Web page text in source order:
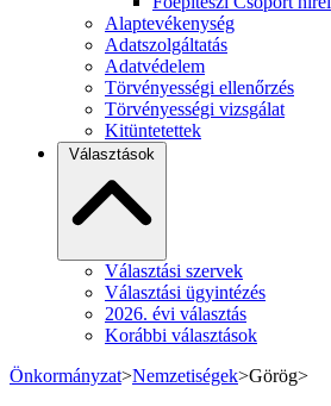
Alaptevékenység
Adatszolgáltatás
Adatvédelem
Törvényességi ellenőrzés
Törvényességi vizsgálat
Kitüntetettek
Választások
Választási szervek
Választási ügyintézés
2026. évi választás
Korábbi választások
Önkormányzat>Nemzetiségek>Görög>